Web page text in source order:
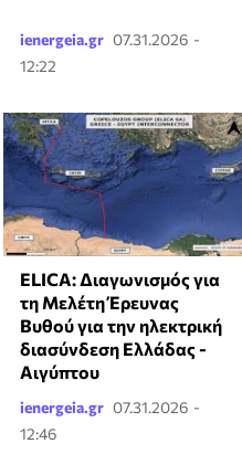
ienergeia.gr 07.31.2026 -
12:22
ELICA: Διαγωνισμός για
τη Μελέτη Έρευνας
Βυθού για την ηλεκτρική
διασύνδεση Ελλάδας -
Αιγύπτου
ienergeia.gr 07.31.2026 -
12:46